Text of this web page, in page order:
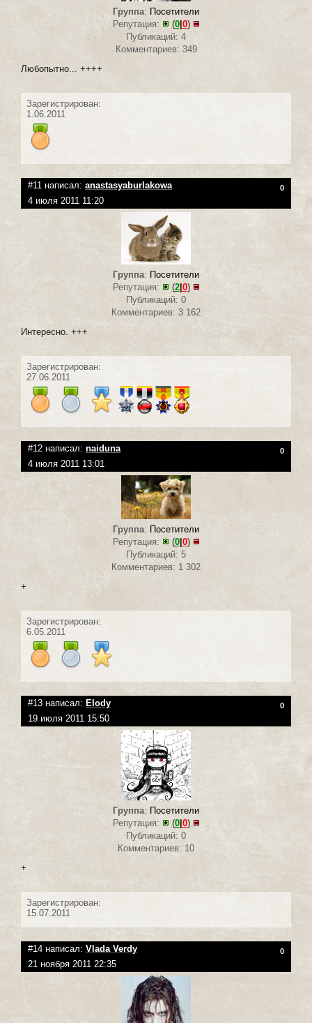
Группа: Посетители
Репутация:
(0| 0)
Публикаций: 4
Комментариев: 349
Любопытно... ++++
Зарегистрирован:
1.06.2011
#11 написал: anastasyaburlakowa 0
4 июля 2011 11:20
Группа: Посетители
Репутация:
(2| 0)
Публикаций: 0
Комментариев: 3 162
Интересно. +++
Зарегистрирован:
27.06.2011
#12 написал: naiduna 0
4 июля 2011 13:01
Группа: Посетители
Репутация:
(0|0)
Публикаций: 5
Комментариев: 1 302
+
Зарегистрирован:
6.05.2011
#13 написал: Elody 0
19 июля 2011 15:50
Группа: Посетители
Репутация:
(0|0)
Публикаций: 0
Комментариев: 10
+
Зарегистрирован:
15.07.2011
#14 написал: Vlada Verdy 0
21 ноября 2011 22:35